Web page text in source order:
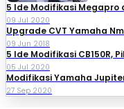
5 Ide Modifikasi
09 Jul 2020
Upgrade CVT Yamaha
09 Jun 2018
5 Ide Modifikasi CB150R,
05 Jul 2020
Modifikasi Yamaha
27 Sep 2020